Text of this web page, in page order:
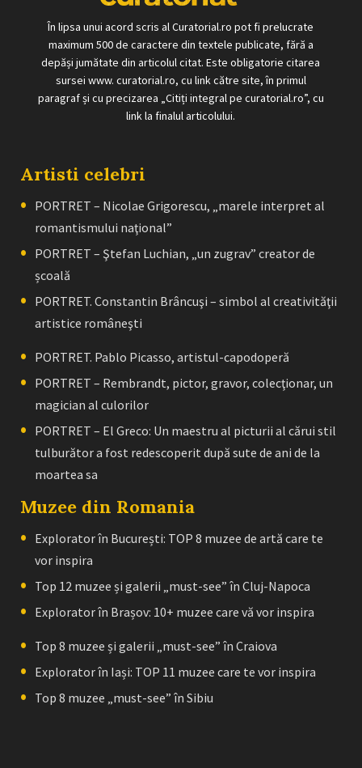
În lipsa unui acord scris al Curatorial.ro pot fi prelucrate
maximum 500 de caractere din textele publicate, fără a
depăși jumătate din articolul citat. Este obligatorie citarea
sursei www. curatorial.ro, cu link către site, în primul
paragraf și cu precizarea „Citiți integral pe curatorial.ro”, cu
link la finalul articolului.
Artisti celebri
PORTRET – Nicolae Grigorescu, „marele interpret al
romantismului naţional”
PORTRET – Ştefan Luchian, „un zugrav” creator de
școală
PORTRET. Constantin Brâncuşi – simbol al creativităţii
artistice româneşti
PORTRET. Pablo Picasso, artistul-capodoperă
PORTRET – Rembrandt, pictor, gravor, colecţionar, un
magician al culorilor
PORTRET – El Greco: Un maestru al picturii al cărui stil
tulburător a fost redescoperit după sute de ani de la
moartea sa
Muzee din Romania
Explorator în București: TOP 8 muzee de artă care te
vor inspira
Top 12 muzee și galerii „must-see” în Cluj-Napoca
Explorator în Brașov: 10+ muzee care vă vor inspira
Top 8 muzee și galerii „must-see” în Craiova
Explorator în Iași: TOP 11 muzee care te vor inspira
Top 8 muzee „must-see” în Sibiu